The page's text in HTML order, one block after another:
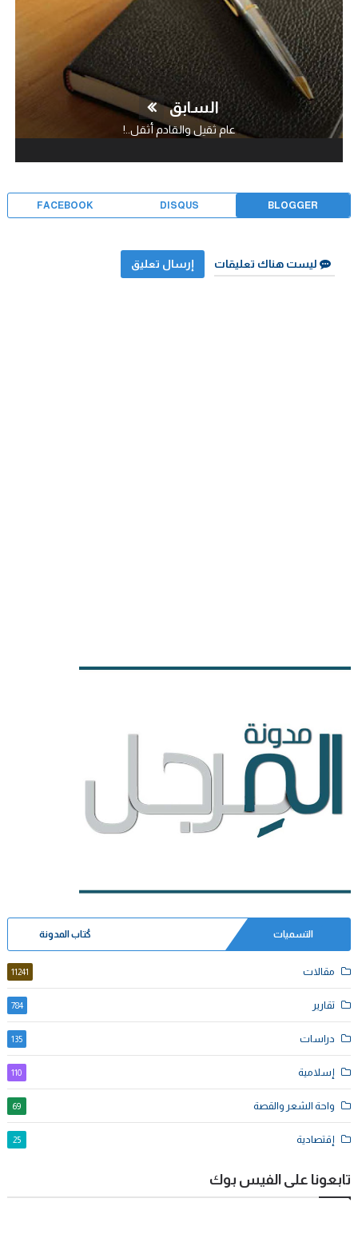
السابق
عام ثقيل والقادم أثقل..!
BLOGGER
DISQUS
FACEBOOK
ليست هناك تعليقات إرسال تعليق
التسميات كُتاب المدونة
مقالات 11241
تقارير 784
دراسات 135
إسلامية 110
واحة الشعر والقصة 69
إقتصادية 25
تابعونا على الفيس بوك